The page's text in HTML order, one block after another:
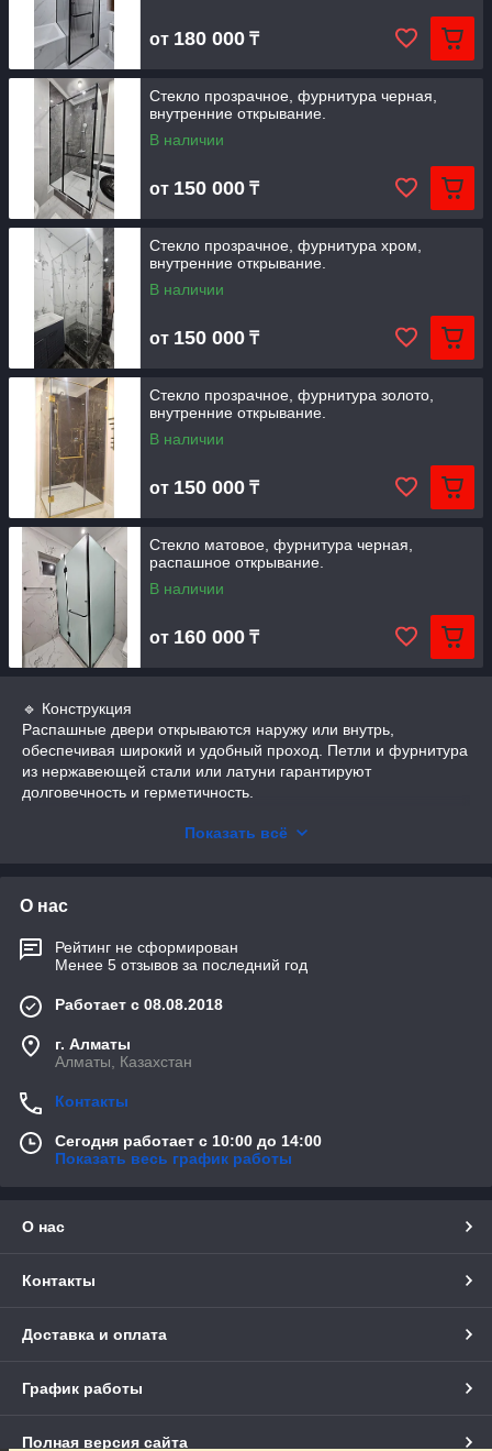
от 180 000 ₸
Стекло прозрачное, фурнитура черная,
внутренние открывание.
В наличии
от 150 000 ₸
Стекло прозрачное, фурнитура хром,
внутренние открывание.
В наличии
от 150 000 ₸
Стекло прозрачное, фурнитура золото,
внутренние открывание.
В наличии
от 150 000 ₸
Стекло матовое, фурнитура черная,
распашное открывание.
В наличии
от 160 000 ₸
🔹 Конструкция
Распашные двери открываются наружу или внутрь,
обеспечивая широкий и удобный проход. Петли и фурнитура
из нержавеющей стали или латуни гарантируют
долговечность и герметичность.
душевые ограждения.
логотипом.
Фурнитура: хром, чёрный мат, золото, бронза.
Возможна установка в нишу или на поддон.
Изготовление душевых кабин из стекла под заказ в
🔹 Преимущества
пространство.
Простота ухода и устойчивость к влаге.
Герметичность и надёжная конструкция.
Для чистки используйте мягкую губку и средства без
стекла.
прямо сейчас!
Показать всё
О нас
Рейтинг не сформирован
Менее 5 отзывов за последний год
Работает с 08.08.2018
г. Алматы
Алматы, Казахстан
Контакты
Сегодня работает с 10:00 до 14:00
Показать весь график работы
О нас
Контакты
Доставка и оплата
График работы
Полная версия сайта